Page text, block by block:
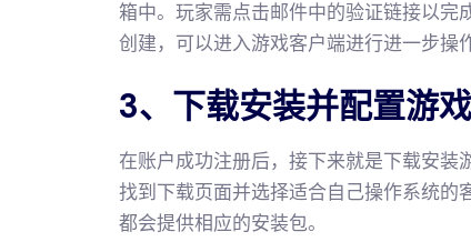
箱中。玩家需点击邮件中的验证链接以
创建，可以进入游戏客户端进行进一步操作
3、下载安装并配置游
在账户成功注册后，接下来就是下载安装
找到下载页面并选择适合自己操作系统
都会提供相应的安装包。